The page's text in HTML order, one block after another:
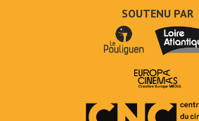
SOUTENU PAR